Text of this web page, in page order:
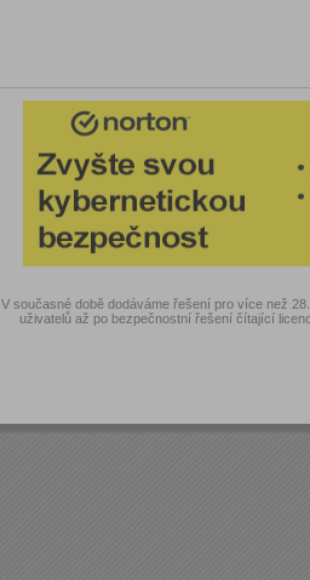
V současné době dodáváme řešení pro více než
uživatelů až po bezpečnostní řešení čítající